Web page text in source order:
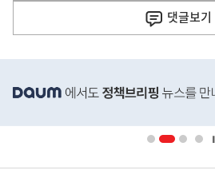
댓글보기
단
배
영